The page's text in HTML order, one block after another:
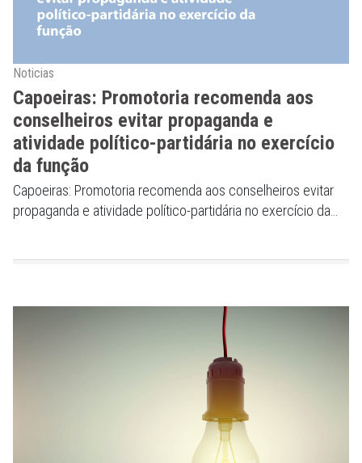
Noticias
Capoeiras: Promotoria recomenda aos
conselheiros evitar propaganda e
atividade político-partidária no exercício
da função
Capoeiras: Promotoria recomenda aos conselheiros evitar
propaganda e atividade político-partidária no exercício da